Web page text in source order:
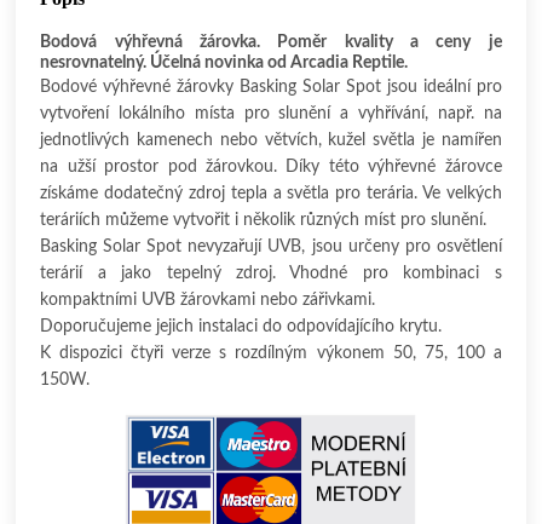
Bodová výhřevná žárovka. Poměr kvality a ceny je
nesrovnatelný. Účelná novinka od Arcadia Reptile.
Bodové výhřevné žárovky Basking Solar Spot jsou ideální pro
vytvoření lokálního místa pro slunění a vyhřívání, např. na
jednotlivých kamenech nebo větvích, kužel světla je namířen
na užší prostor pod žárovkou. Díky této výhřevné žárovce
získáme dodatečný zdroj tepla a světla pro terária. Ve velkých
teráriích můžeme vytvořit i několik různých míst pro slunění.
Basking Solar Spot nevyzařují UVB, jsou určeny pro osvětlení
terárií a jako tepelný zdroj. Vhodné pro kombinaci s
kompaktními UVB žárovkami nebo zářivkami.
Doporučujeme jejich instalaci do odpovídajícího krytu.
K dispozici čtyři verze s rozdílným výkonem 50, 75, 100 a
150W.